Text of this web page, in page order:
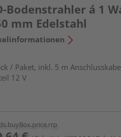
Bodenstrahler á 1
mm Edelstahl
/ Paket, inkl. 5 m
12 V